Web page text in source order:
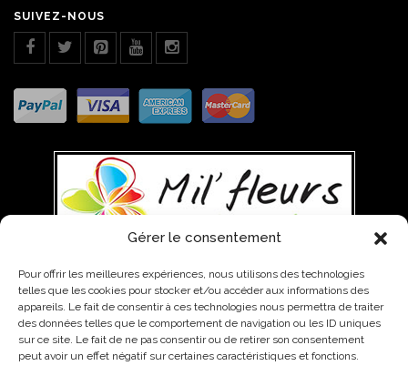
Gérer le consentement
Pour offrir les meilleures expériences, nous utilisons des technologies
telles que les cookies pour stocker et/ou accéder aux informations des
appareils. Le fait de consentir à ces technologies nous permettra de traiter
des données telles que le comportement de navigation ou les ID uniques
sur ce site. Le fait de ne pas consentir ou de retirer son consentement
peut avoir un effet négatif sur certaines caractéristiques et fonctions.
SUIVEZ-NOUS
WEST INDIES TRADING, 01 AVENUE PATRICK SAINT-ELOI, 97142
ABYMES0590 85 12 01 - 0590 48 01 99 - 0690 65 11 64
contact@fleurs-guadeloupe.com